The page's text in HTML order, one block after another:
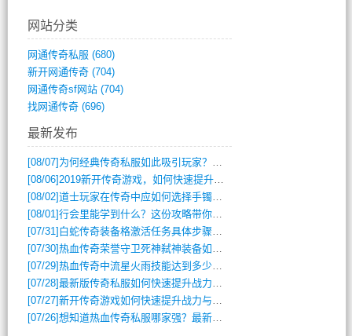
网站分类
网通传奇私服 (680)
新开网通传奇(704)
网通传奇sf网站(704)
找网通传奇(696)
最新发布
[08/07] 为何经典传奇私服如此吸引玩家？深度攻略解析
[08/06]2019新开传奇游戏，如何快速提升角色等级？
[08/02]道士玩家在传奇中应如何选择手镯装备？
[08/01]行会里能学到什么？这份攻略带你全掌握
[07/31] 白蛇传奇装备格激活任务具体步骤是什么？如何完成？
[07/30]热血传奇荣誉守卫死神弑神装备如何获取与佩戴攻略？
[07/29]热血传奇中流星火雨技能达到多少级可以开始练装备？
[07/28]最新版传奇私服如何快速提升战力与获取稀有装备？
[07/27]新开传奇游戏如何快速提升战力与获取稀有装备？
[07/26]想知道热血传奇私服哪家强？最新排行榜攻略全解析